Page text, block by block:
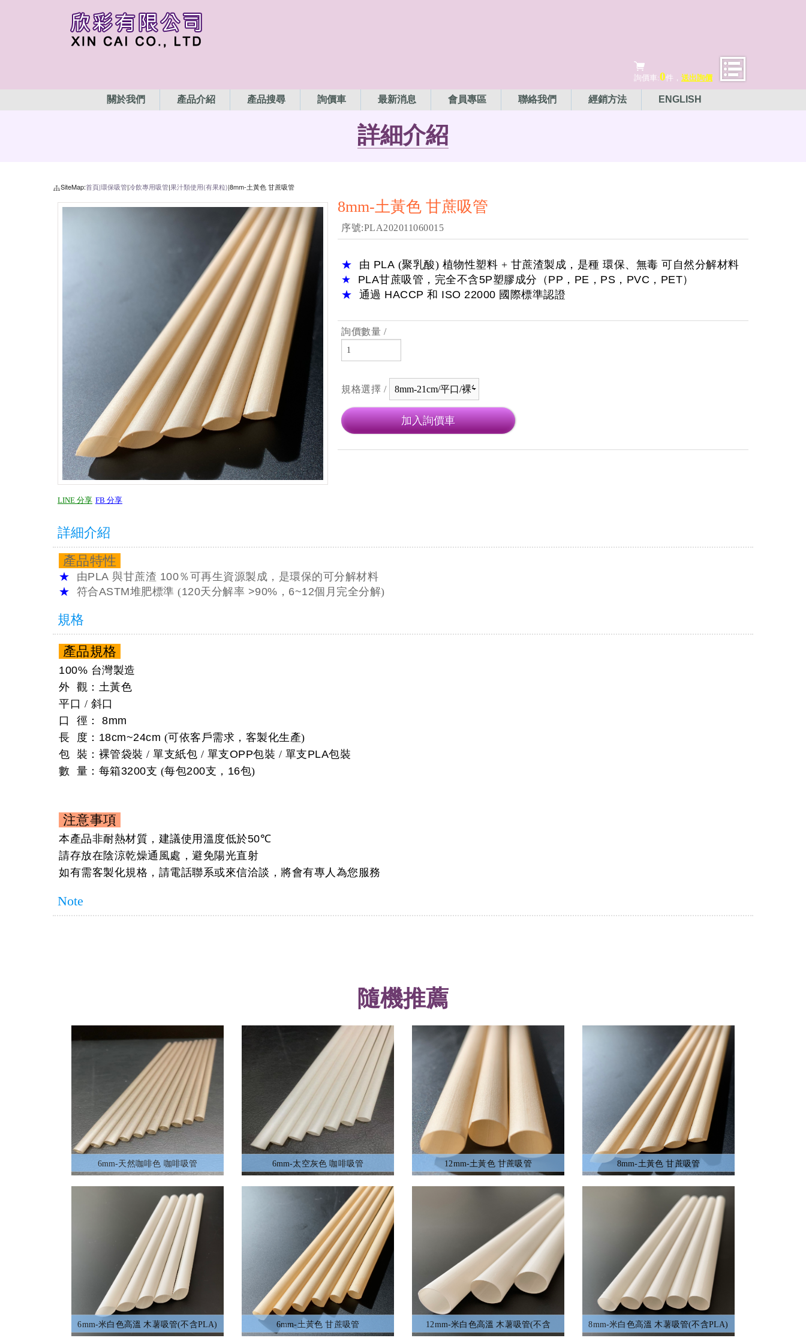
詢價車:0件， 送出詢價
關於我們 產品介紹 產品搜尋 詢價車 最新消息 會員專區 聯絡我們 經銷方法 ENGLISH
詳細介紹
SiteMap:首頁|環保吸管|冷飲專用吸管|果汁類使用(有果粒)|8mm-土黃色 甘蔗吸管
LINE 分享 FB 分享
8mm-土黃色 甘蔗吸管
序號:PLA202011060015
★ 由 PLA (聚乳酸) 植物性塑料 + 甘蔗渣製成，是種 環保、無毒 可自然分解材料
★
PLA甘蔗吸管，完全不含5P塑膠成分 （PP，PE，PS，PVC，PET）
★ 通過 HACCP 和 ISO 22000 國際標準認證
詢價數量 /
規格選擇 /
詳細介紹
產品特性
★ 由PLA 與甘蔗渣 100％ 可再生資源製成，是環保的可分解材料
★ 符合ASTM堆肥標準 (120天分解率 >90%，6~12個月完全分解)
規格
產品規格
100% 台灣製造
外 觀：土黃色
平口 / 斜口
口 徑： 8mm
長 度： 18cm~24cm (可依客戶需求，客製化生產)
包 裝：裸管袋裝 / 單支紙包 / 單支OPP包裝 / 單支PLA包裝
數 量：每箱3200支 (每包200支， 16包)
注意事項
本產品非耐熱材質，建議使用溫度低於50℃
請存放在陰涼乾燥通風處，避免陽光直射
如有需客製化規格，請電話聯系或來信洽談，將會有專人為您服務
Note
隨機推薦
6mm-天然咖啡色 咖啡吸管 6mm-太空灰色 咖啡吸管 12mm-土黃色 甘蔗吸管 8mm-土黃色 甘蔗吸管
6mm-米白色高溫 木薯吸管(不含PLA) 6mm-土黃色 甘蔗吸管
12mm-米白色高溫 木薯吸管(不含
PLA)
8mm-米白色高溫 木薯吸管(不含PLA)